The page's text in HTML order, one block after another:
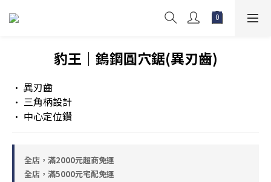
豹王｜鎢鋼圓穴鋸(異刃齒)
• 異刃齒
• 三角柄設計
• 中心定位鑽
全店，滿2000元超商免運
全店，滿5000元宅配免運